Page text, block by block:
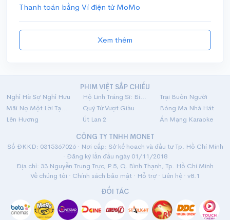
Thanh toán bằng Ví điện tử MoMo
Xem thêm
PHIM VIỆT SẮP CHIẾU
Nghỉ Hè Sợ Nghỉ Hưu
Hộ Linh Tráng Sĩ: Bí Ẩn Mộ Vua Đinh
Trại Buôn Người
Mãi Nợ Một Lời Tạm Biệt
Quý Tử Vượt Giàu
Bóng Ma Nhà Hát
Lên Hương
Út Lan 2
Án Mạng Karaoke
CÔNG TY TNHH MONET
Số ĐKKD: 0315367026 · Nơi cấp: Sở kế hoạch và đầu tư Tp. Hồ Chí Minh
· Đăng ký lần đầu ngày 01/11/2018
Địa chỉ: 33 Nguyễn Trung Trực, P.5, Q. Bình Thạnh, Tp. Hồ Chí Minh
Về chúng tôi · Chính sách bảo mật · Hỗ trợ · Liên hệ · v8.1
ĐỐI TÁC